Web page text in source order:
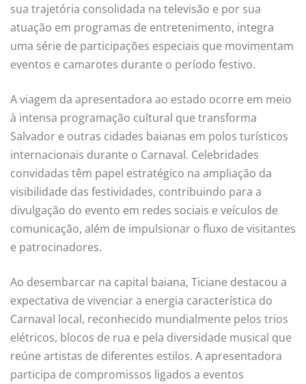
sua trajetória consolidada na televisão e por sua
atuação em programas de entretenimento, integra
uma série de participações especiais que movimentam
eventos e camarotes durante o período festivo.
A viagem da apresentadora ao estado ocorre em meio
à intensa programação cultural que transforma
Salvador e outras cidades baianas em polos turísticos
internacionais durante o Carnaval. Celebridades
convidadas têm papel estratégico na ampliação da
visibilidade das festividades, contribuindo para a
divulgação do evento em redes sociais e veículos de
comunicação, além de impulsionar o fluxo de visitantes
e patrocinadores.
Ao desembarcar na capital baiana, Ticiane destacou a
expectativa de vivenciar a energia característica do
Carnaval local, reconhecido mundialmente pelos trios
elétricos, blocos de rua e pela diversidade musical que
reúne artistas de diferentes estilos. A apresentadora
participa de compromissos ligados a eventos